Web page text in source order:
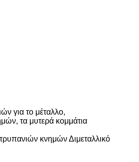
για το μέταλλο,
τα μυτερά κομμάτια
κνημών Διμεταλλικό